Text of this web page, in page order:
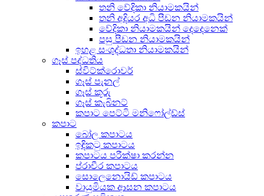
තනි වේදිකා නියාමකයින්
තනි අදියර අධි පීඩන නියාමකයින්
වේදිකා නියාමකයින් දෙදෙනෙක්
පසු පීඩන නියාමකයින්
ඉහළ සංශුද්ධතා නියාමකයින්
ගෑස් පද්ධතිය
ස්විට්ක්රොවර්
ගෑස් පැනල්
ගෑස් කූරු
ගෑස් කැබිනට්
කපාට පෙට්ටි මනිෆෝල්ඩ්ස්
කපාට
බෝල කපාටය
ඉඳිකටු කපාටය
කපාටය පරීක්ෂා කරන්න
ප්රාචීර කපාටය
සොලෙනොයිඩ් කපාටය
වායුමියක ආසන කපාටය